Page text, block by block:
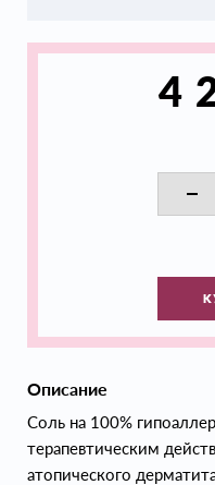
4
Описание
Соль на 100%
терапевтическим
атопического